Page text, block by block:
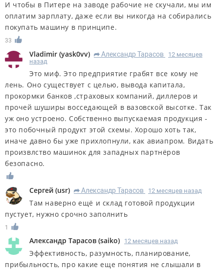
И чтобы в Питере на заводе рабочие не скучали, мы им
оплатим зарплату, даже если вы никогда на собирались
покупать машину в принципе.
33
Vladimir (yask0vv) R Александр Тарасов
12 месяцев
назад
Это миф. Это предприятие грабят все кому не
лень. Оно существует с целью, вывода капитала,
прокормки банков ,страховых компаний, диллеров и
прочей шуширы восседающей в вазовской высотке. Так
уж оно устроено. Собственно выпускаемая продукция -
это побочный продукт этой схемы. Хорошо хоть так,
иначе давно бы уже прихлопнули, как авиапром. Видать
произвлство машинок для западных партнёров
безопасно.
Сергей (usr) R Александр Тарасов 12 месяцев назад
Там наверно ещё и склад готовой продукции
пустует, нужно срочно заполнить
1
Александр Тарасов (saiko) 12 месяцев назад
Эффективность, разумность, планирование,
прибыльность, про какие еще понятия не слышали в